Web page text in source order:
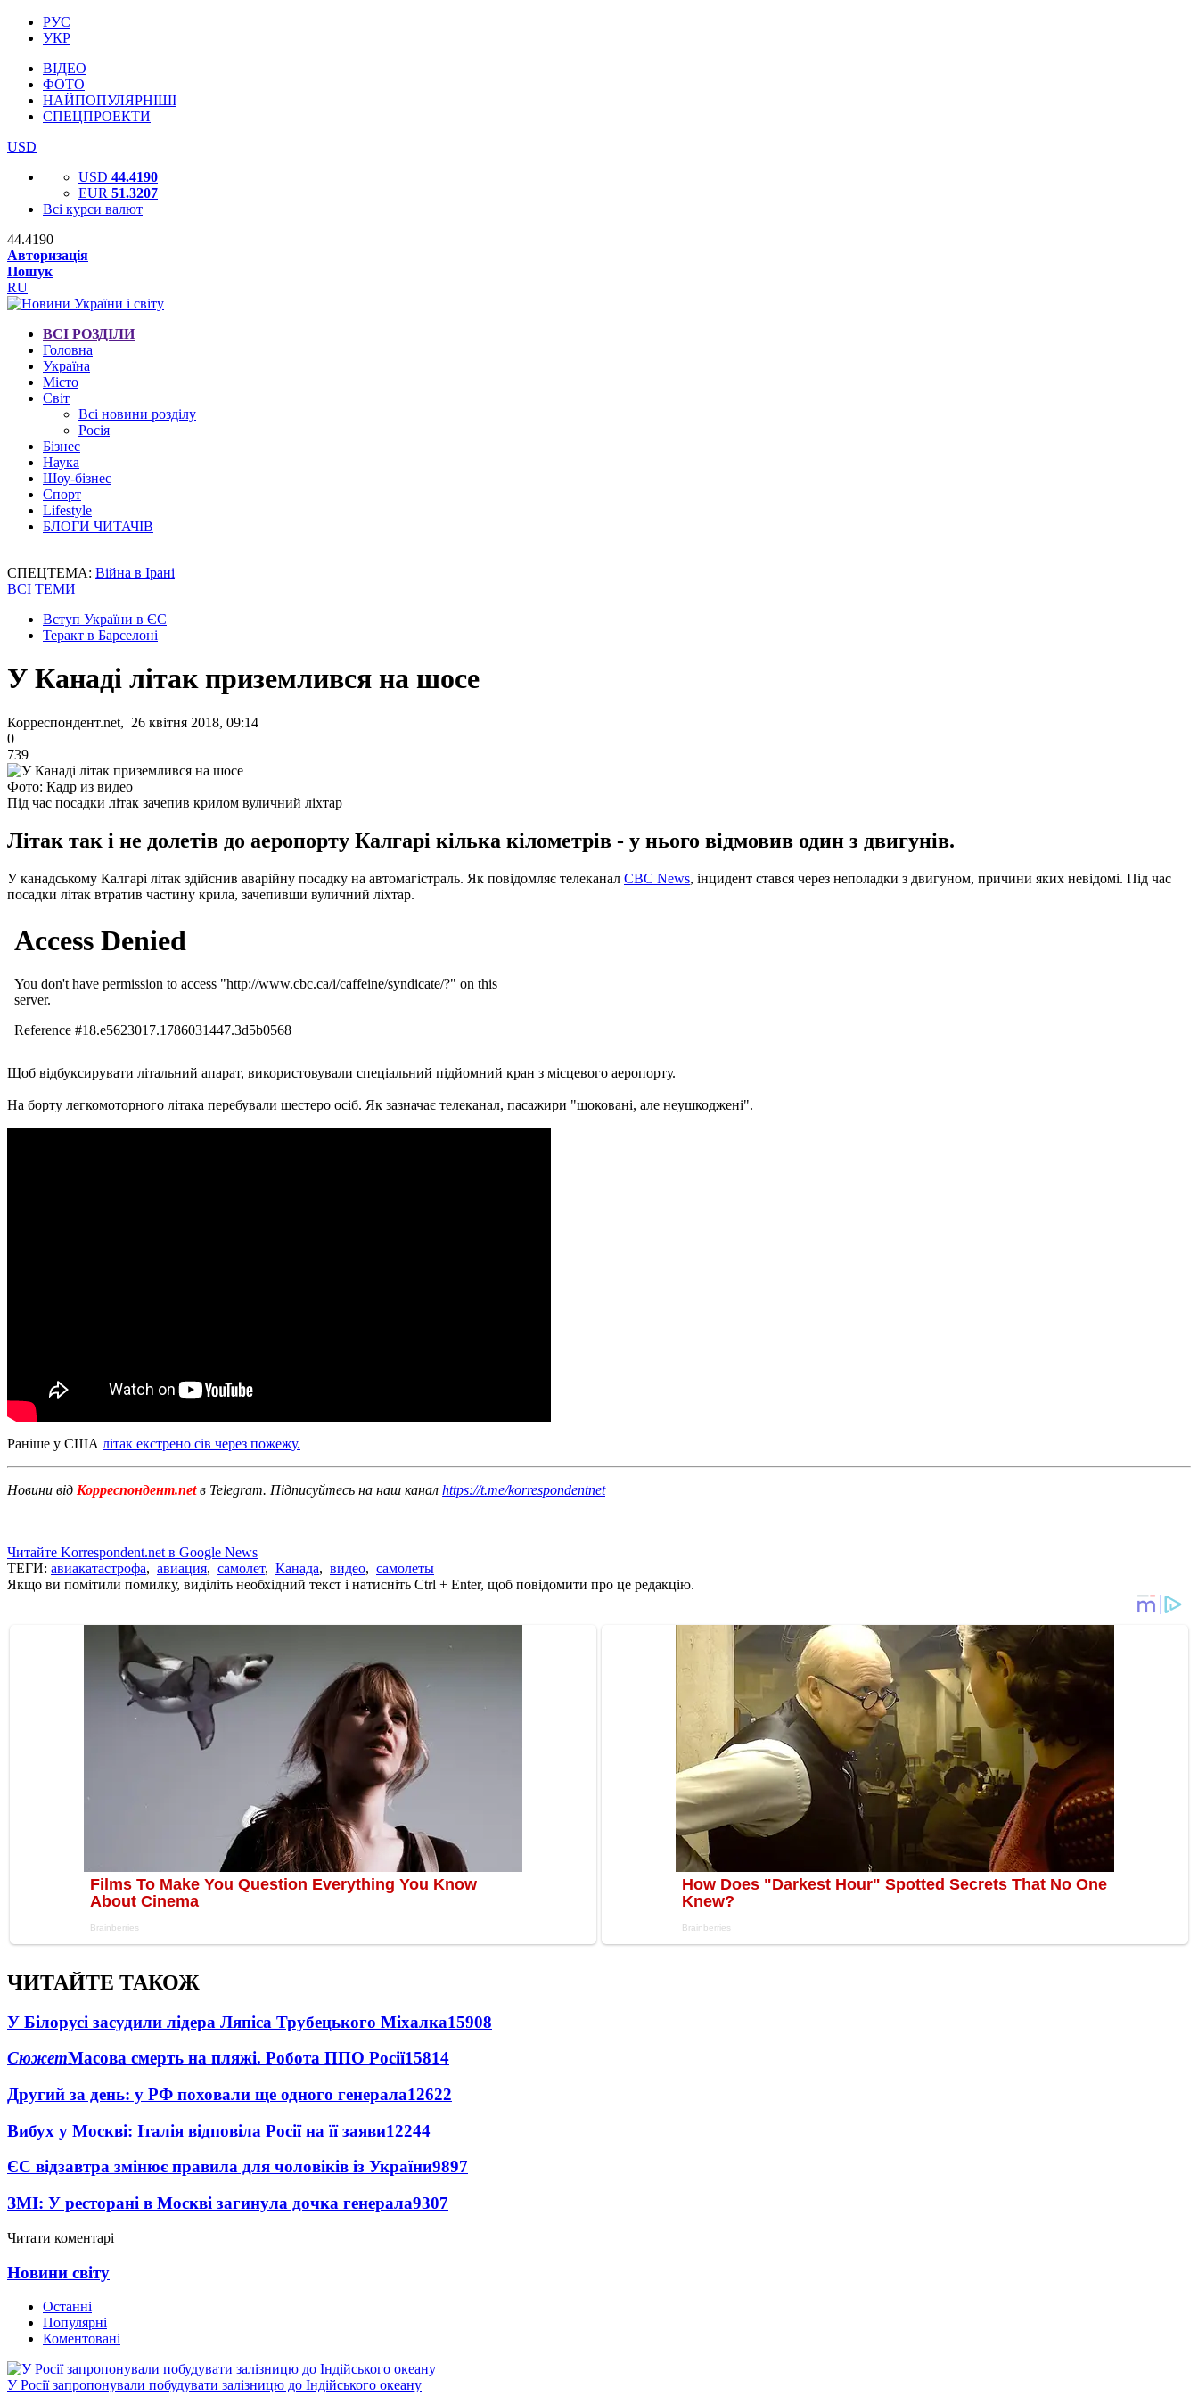
РУС
УКР
ВІДЕО
ФОТО
НАЙПОПУЛЯРНІШІ
СПЕЦПРОЕКТИ
USD
USD 44.4190
EUR 51.3207
Всі курси валют
44.4190
Авторизація
Пошук
RU
ВСІ РОЗДІЛИ
Головна
Україна
Місто
Світ
Всі новини розділу
Росія
Бізнес
Наука
Шоу-бізнес
Спорт
Lifestyle
БЛОГИ ЧИТАЧІВ
СПЕЦТЕМА: Війна в Ірані
ВСІ ТЕМИ
Вступ України в ЄС
Теракт в Барселоні
У Канаді літак приземлився на шосе
Корреспондент.net, 26 квітня 2018, 09:14
0
739
Фото: Кадр из видео
Під час посадки літак зачепив крилом вуличний ліхтар
Літак так і не долетів до аеропорту Калгарі кілька кілометрів - у нього відмовив один з двигунів.
У канадському Калгарі літак здійснив аварійну посадку на автомагістраль. Як повідомляє телеканал CBC News, інцидент стався через неполадки з двигуном, причини яких невідомі. Під час
посадки літак втратив частину крила, зачепивши вуличний ліхтар.
Щоб відбуксирувати літальний апарат, використовували спеціальний підйомний кран з місцевого аеропорту.
На борту легкомоторного літака перебували шестеро осіб. Як зазначає телеканал, пасажири "шоковані, але неушкоджені".
Раніше у США літак екстрено сів через пожежу.
Новини від Корреспондент.netв Telegram. Підписуйтесь на наш канал https://t.me/korrespondentnet
Читайте Korrespondent.net в Google News
ТЕГИ: авиакатастрофа, авиация, самолет, Канада, видео, самолеты
Якщо ви помітили помилку, виділіть необхідний текст і натисніть Ctrl + Enter, щоб повідомити про це редакцію.
ЧИТАЙТЕ ТАКОЖ
У Білорусі засудили лідера Ляпіса Трубецького Міхалка15908
СюжетМасова смерть на пляжі. Робота ППО Росії15814
Другий за день: у РФ поховали ще одного генерала12622
Вибух у Москві: Італія відповіла Росії на її заяви12244
ЄС відзавтра змінює правила для чоловіків із України9897
ЗМІ: У ресторані в Москві загинула дочка генерала9307
Читати коментарі
Новини світу
Останні
Популярні
Коментовані
У Росії запропонували побудувати залізницю до Індійського океану